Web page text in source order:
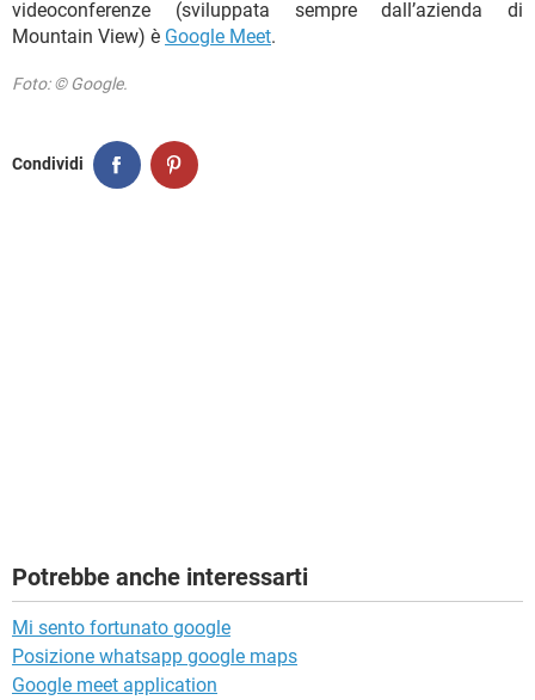
videoconferenze (sviluppata sempre dall’azienda di
Mountain View) è Google Meet.
Foto: © Google.
Condividi
Potrebbe anche interessarti
Mi sento fortunato google
Posizione whatsapp google maps
Google meet application